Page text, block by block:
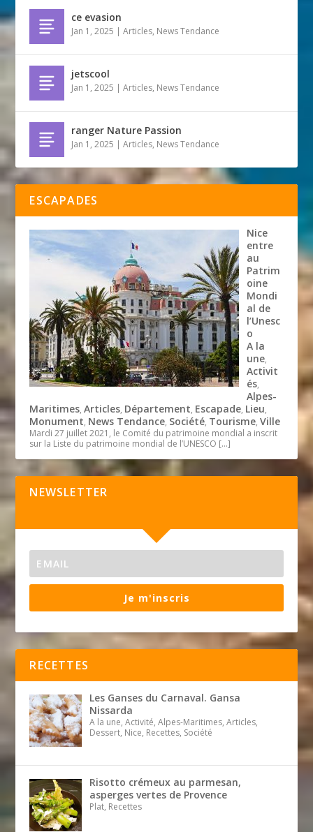
ce evasion
Jan 1, 2025 |Articles, News Tendance
jetscool
Jan 1, 2025 |Articles, News Tendance
ranger Nature Passion
Jan 1, 2025 |Articles, News Tendance
ESCAPADES
Nice
entre
au
Patrim
oine
Mondi
al de
l’Unesc
o
A la
une,
Activit
és,
Alpes-
Maritimes,Articles, Département, Escapade, Lieu,
Monument, News Tendance, Société, Tourisme,Ville
Mardi 27 juillet 2021, le Comité du patrimoine mondial a inscrit
sur la Liste du patrimoine mondial de l’UNESCO […]
NEWSLETTER
Je m'inscris
RECETTES
Les Ganses du Carnaval. Gansa
Nissarda
A la une, Activité, Alpes-Maritimes, Articles,
Dessert, Nice, Recettes, Société
Risotto crémeux au parmesan,
asperges vertes de Provence
Plat, Recettes